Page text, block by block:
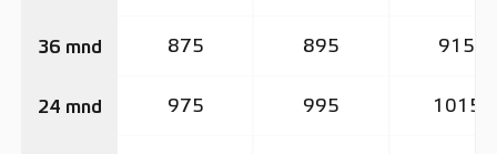
36 mnd
24 mnd
875 895 915
975 995 1015